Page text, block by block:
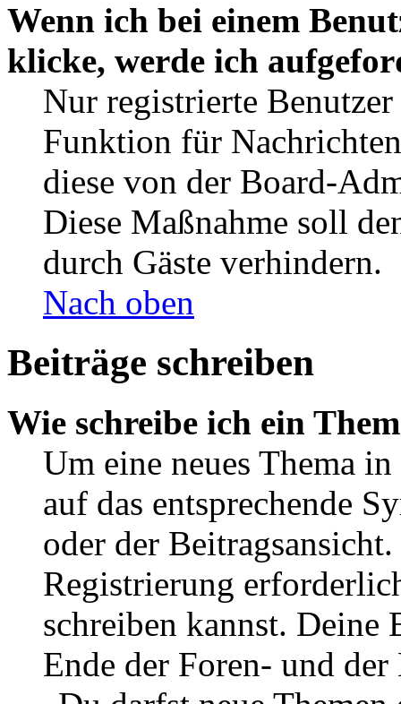
Wenn ich bei einem
klicke, werde ich
Nur registrierte
Funktion für
diese von der Board-
Diese Maßnahme soll
durch Gäste verhindern.
Nach oben
Beiträge schreiben
Wie schreibe ich ein
Um eine neues Thema
auf das entsprechende
oder der
Registrierung
schreiben kannst. Deine
Ende der Foren- und